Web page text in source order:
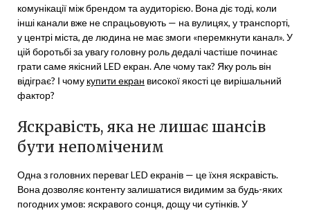
комунікації між брендом та аудиторією. Вона діє тоді, коли
інші канали вже не спрацьовують — на вулицях, у транспорті,
у центрі міста, де людина не має змоги «перемкнути канал». У
цій боротьбі за увагу головну роль дедалі частіше починає
грати саме якісний LED екран. Але чому так? Яку роль він
відіграє? І чому купити екран високої якості це вирішальний
фактор?
Яскравість, яка не лишає шансів
бути непоміченим
Одна з головних переваг LED екранів — це їхня яскравість.
Вона дозволяє контенту залишатися видимим за будь-яких
погодних умов: яскравого сонця, дощу чи сутінків. У